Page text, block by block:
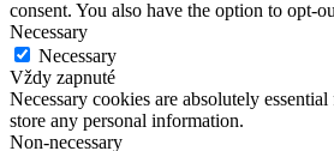
consent. You also have the option to opt-
Necessary
Necessary
Vždy zapnuté
Necessary cookies are absolutely
store any personal information.
Non-necessary